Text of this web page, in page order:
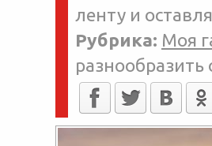
ленту и
Рубрика: Моя
разнообразить